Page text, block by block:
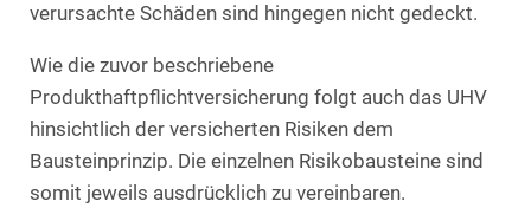
verursachte Schäden sind hingegen nicht gedeckt.
Wie die zuvor beschriebene
Produkthaftpflichtversicherung folgt auch das UHV
hinsichtlich der versicherten Risiken dem
Bausteinprinzip. Die einzelnen Risikobausteine sind
somit jeweils ausdrücklich zu vereinbaren.